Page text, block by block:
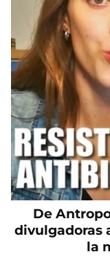
De
divulgadoras
la